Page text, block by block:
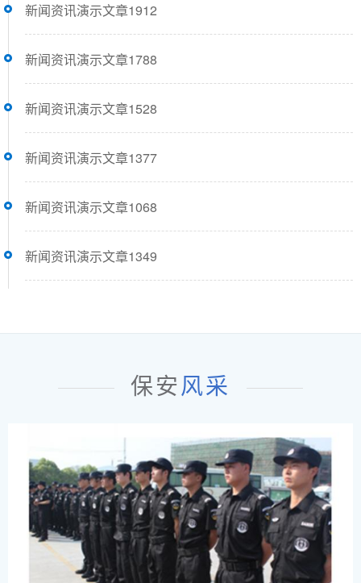
新闻资讯演示文章1912
新闻资讯演示文章1788
新闻资讯演示文章1528
新闻资讯演示文章1377
新闻资讯演示文章1068
新闻资讯演示文章1349
保安风采